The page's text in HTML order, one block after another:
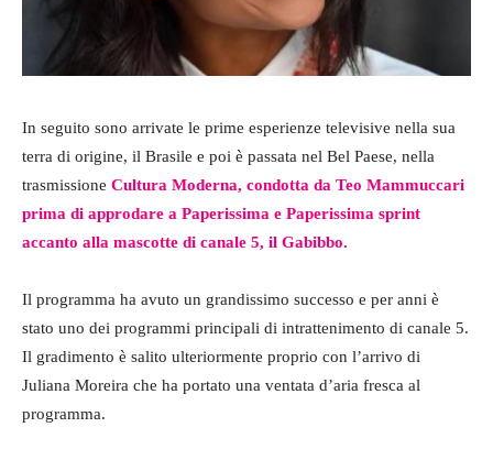
In seguito sono arrivate le prime esperienze televisive nella sua
terra di origine, il Brasile e poi è passata nel Bel Paese, nella
trasmissione Cultura Moderna, condotta da Teo Mammuccari
prima di approdare a Paperissima e Paperissima sprint
accanto alla mascotte di canale 5, il Gabibbo.
Il programma ha avuto un grandissimo successo e per anni è
stato uno dei programmi principali di intrattenimento di canale 5.
Il gradimento è salito ulteriormente proprio con l’arrivo di
Juliana Moreira che ha portato una ventata d’aria fresca al
programma.